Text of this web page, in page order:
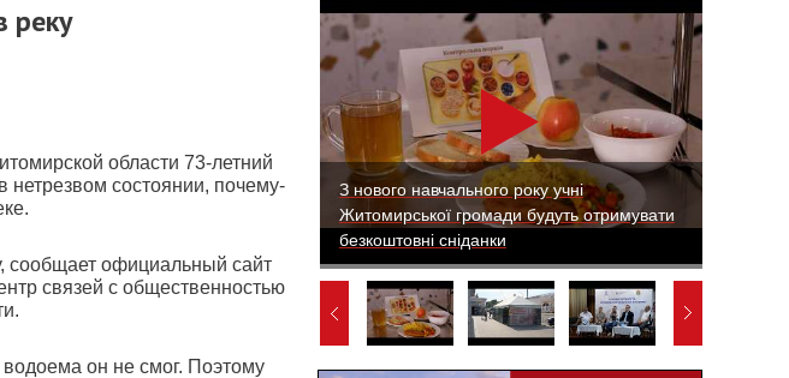
реку
области 73-летний
состоянии, почему-
сообщает официальный сайт
связей с общественностью
он не смог. Поэтому
З нового навчального року учні
Житомирської громади будуть отримувати
безкоштовні сніданки